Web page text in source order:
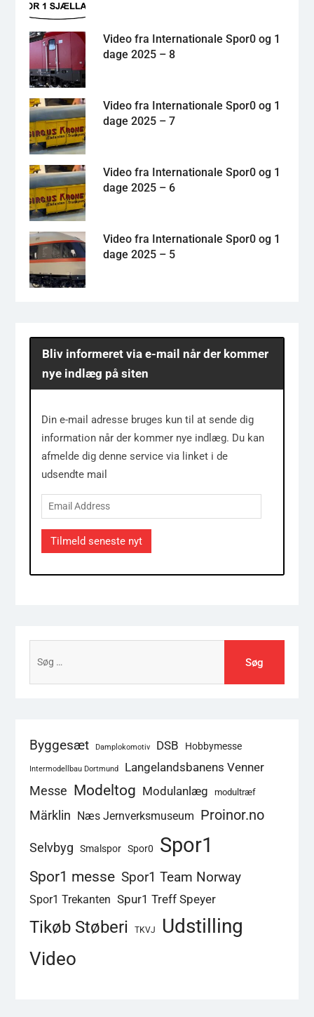
Video fra Internationale Spor0 og 1
dage 2025 – 8
Video fra Internationale Spor0 og 1
dage 2025 – 7
Video fra Internationale Spor0 og 1
dage 2025 – 6
Video fra Internationale Spor0 og 1
dage 2025 – 5
Bliv informeret via e-mail når der kommer
nye indlæg på siten
Din e-mail adresse bruges kun til at sende dig
information når der kommer nye indlæg. Du kan
afmelde dig denne service via linket i de
udsendte mail
Email
Address
Tilmeld seneste nyt
efter:
Byggesæt Damplokomotiv DSB Hobbymesse
Intermodellbau Dortmund
Langelandsbanens Venner
Messe Modeltog Modulanlæg modultræf
Märklin Næs Jernverksmuseum Proinor.no
Selvbyg Smalspor Spor0 Spor1
Spor1 messe Spor1 Team Norway
Spor1 Trekanten Spur1 Treff Speyer
Tikøb Støberi TKVJ Udstilling
Video